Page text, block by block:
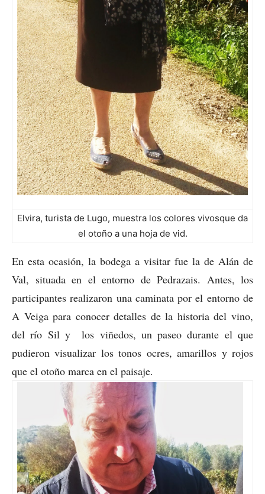
Elvira, turista de Lugo, muestra los colores vivosque da
el otoño a una hoja de vid.
En esta ocasión, la bodega a visitar fue la de Alán de
Val, situada en el entorno de Pedrazais. Antes, los
participantes realizaron una caminata por el entorno de
A Veiga para conocer detalles de la historia del vino,
del río Sil y los viñedos, un paseo durante el que
pudieron visualizar los tonos ocres, amarillos y rojos
que el otoño marca en el paisaje.